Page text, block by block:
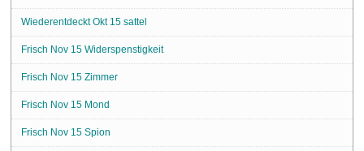
Wiederentdeckt Okt 15 sattel
Frisch Nov 15 Widerspenstigkeit
Frisch Nov 15 Zimmer
Frisch Nov 15 Mond
Frisch Nov 15 Spion